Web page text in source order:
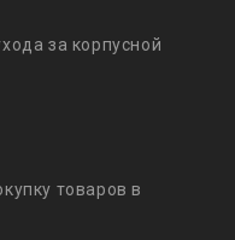
за корпусной
товаров в